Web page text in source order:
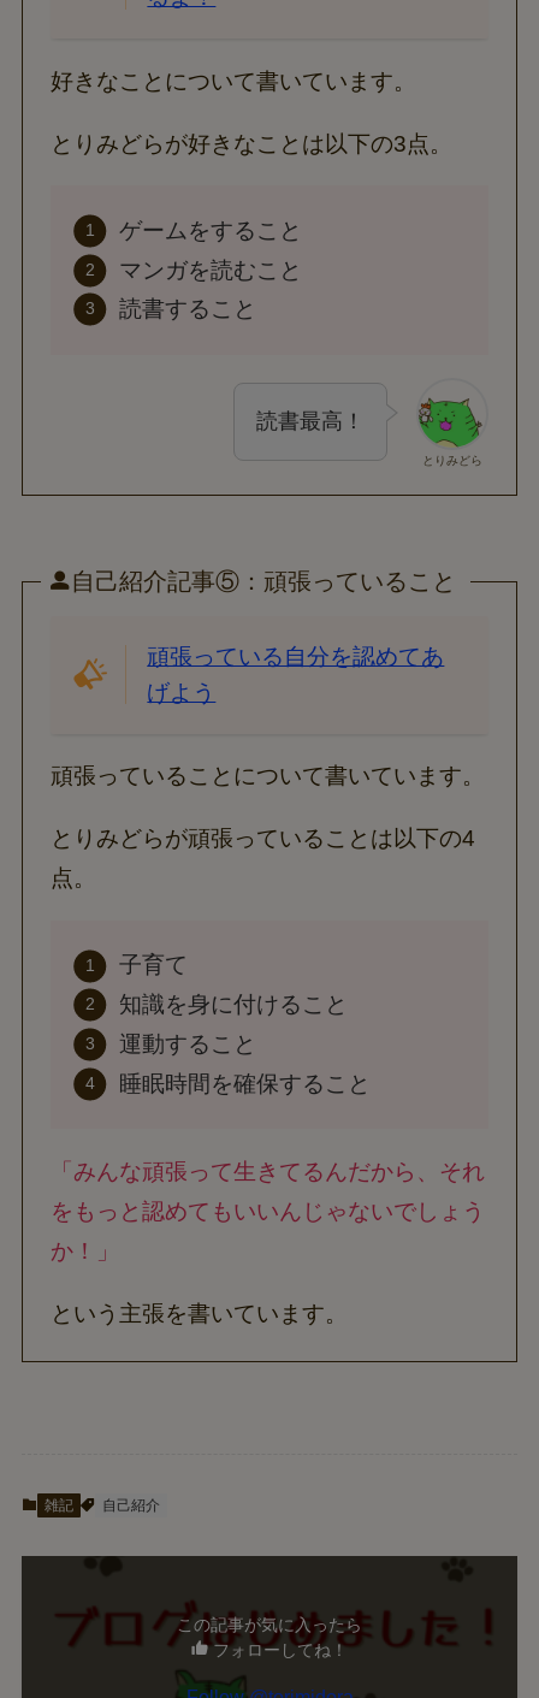
好きなことについて書いています。
とりみどらが好きなことは以下の3点。
ゲームをすること
マンガを読むこと
読書すること
とりみどら
読書最高！
自己紹介記事⑤：頑張っていること
頑張っている自分を認めてあ
げよう
頑張っていることについて書いています。
とりみどらが頑張っていることは以下の4
点。
子育て
知識を身に付けること
運動すること
睡眠時間を確保すること
「みんな頑張って生きてるんだから、それ
をもっと認めてもいいんじゃないでしょう
か！」
という主張を書いています。
雑記 自己紹介
この記事が気に入ったら
フォローしてね！